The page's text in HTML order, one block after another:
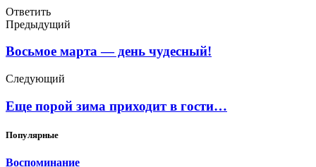
Ответить
Предыдущий
Восьмое марта — день чудесный!
Следующий
Еще порой зима приходит в гости…
Популярные
Воспоминание